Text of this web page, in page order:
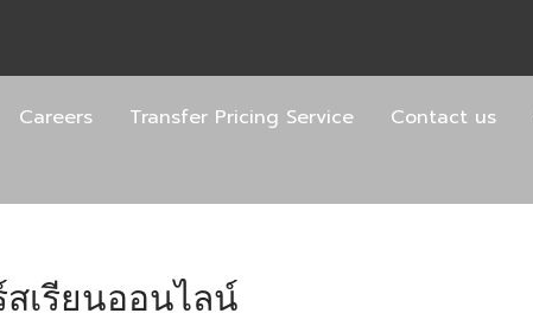
Careers Transfer Pricing Service Contact us
เรียนออนไลน์